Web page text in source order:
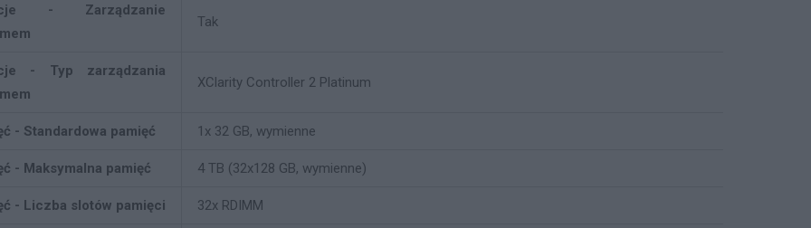
- Zarządzanie
Tak
- Typ zarządzania
XClarity Controller 2 Platinum
- Standardowa pamięć 1x 32 GB, wymienne
- Maksymalna pamięć 4 TB (32x128 GB, wymienne)
- Liczba slotów pamięci 32x RDIMM